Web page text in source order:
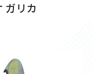
ガリカ